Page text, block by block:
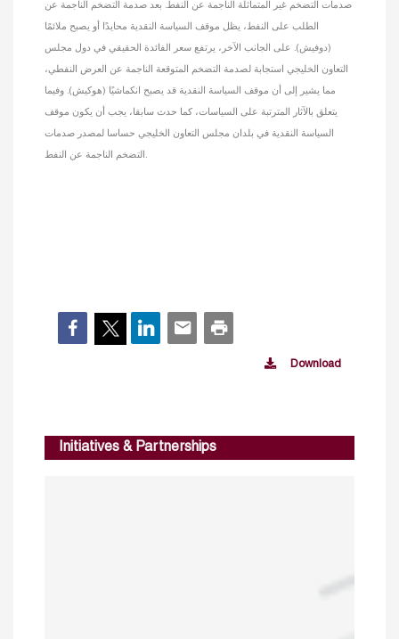
صدمات التضخم غير المتماثلة الناجمة عن النفط. بعد صدمة التضخم الناجمة عن
الطلب على النفط، يظل موقف السياسة النقدية محايدًا أو يصبح ملائمًا
(دوفيش). على الجانب الآخر، يرتفع سعر الفائدة الحقيقي في دول مجلس
التعاون الخليجي استجابة لصدمة التضخم المتوقعة الناجمة عن العرض النفطي،
مما يشير إلى أن موقف السياسة النقدية قد يصبح انكماشيًا (هوكيش). وفيما
يتعلق بالآثار المترتبة على السياسات، كما حدث سابقا، يجب أن يكون موقف
السياسة النقدية في بلدان مجلس التعاون الخليجي حساسا لمصدر صدمات
التضخم الناجمة عن النفط.
Download
Initiatives & Partnerships